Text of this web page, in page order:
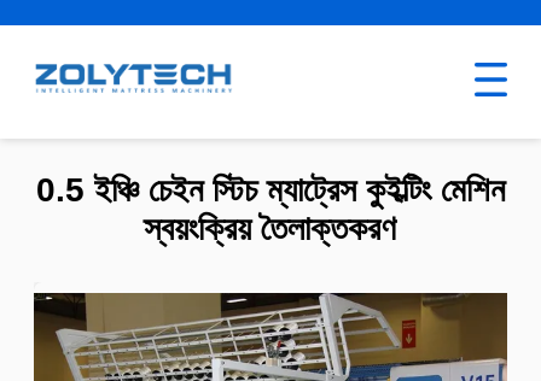
0.5 ইঞ্চি চেইন স্টিচ ম্যাট্রেস কুইল্টিং মেশিন
স্বয়ংক্রিয় তৈলাক্তকরণ